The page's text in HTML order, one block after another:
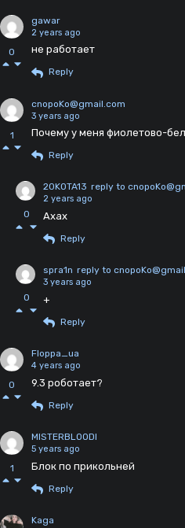
0
gawar
2 years ago
не работает
Reply
1
cnopoKo@gmail.com
3 years ago
Почему у меня фиолетово-
Reply
0
20KOTA13 reply to
2 years ago
Ахах
Reply
0
spra1n reply to
3 years ago
+
Reply
0
Floppa_ua
4 years ago
9.3 роботает?
Reply
1
MISTERBLOODI
5 years ago
Блок по прикольней
Reply
Kaga